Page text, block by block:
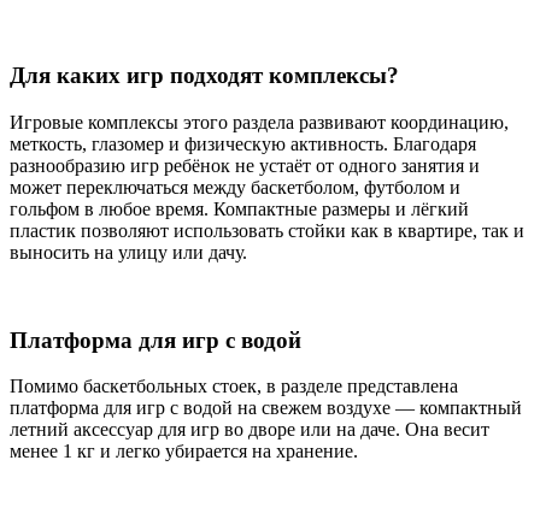
Для каких игр подходят комплексы?
Игровые комплексы этого раздела развивают координацию,
меткость, глазомер и физическую активность. Благодаря
разнообразию игр ребёнок не устаёт от одного занятия и
может переключаться между баскетболом, футболом и
гольфом в любое время. Компактные размеры и лёгкий
пластик позволяют использовать стойки как в квартире, так и
выносить на улицу или дачу.
Платформа для игр с водой
Помимо баскетбольных стоек, в разделе представлена
платформа для игр с водой на свежем воздухе — компактный
летний аксессуар для игр во дворе или на даче. Она весит
менее 1 кг и легко убирается на хранение.